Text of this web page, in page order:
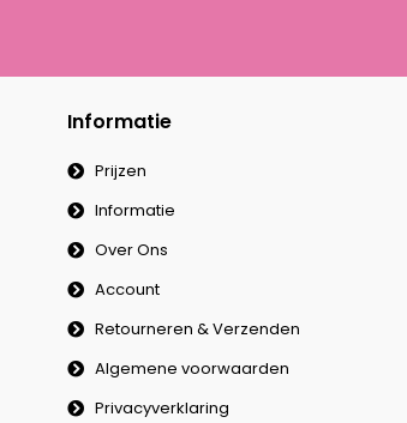
Informatie
Prijzen
Informatie
Over Ons
Account
Retourneren & Verzenden
Algemene voorwaarden
Privacyverklaring